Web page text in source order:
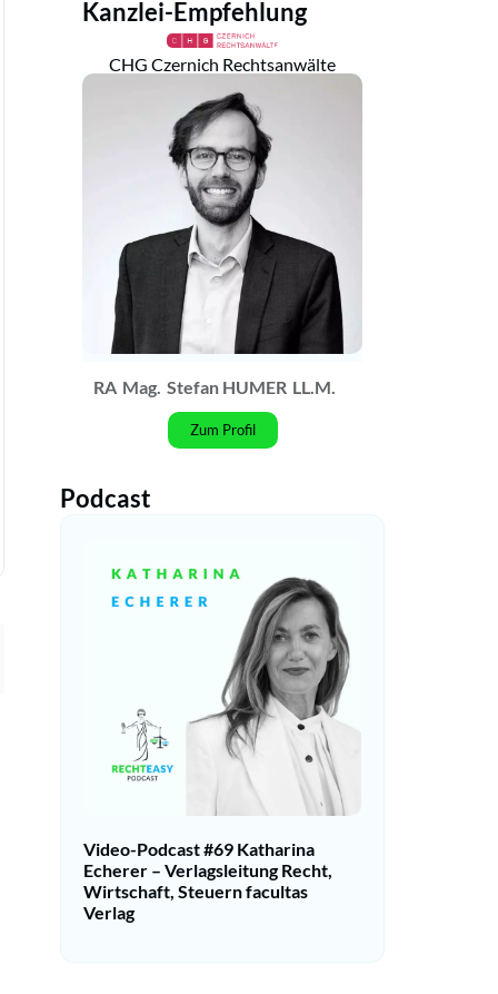
Kanzlei-Empfehlung
CHG Czernich Rechtsanwälte
RA Mag. Stefan HUMER LL.M.
Zum Profil
Podcast
Video-Podcast #69 Katharina
Echerer – Verlagsleitung Recht,
Wirtschaft, Steuern facultas
Verlag